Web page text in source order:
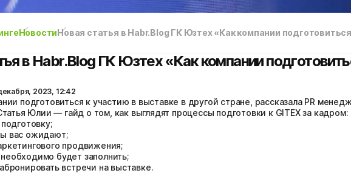
НовостиНовая статья в Habr.Blog ГК Юзтех «Как компании
в Habr.Blog ГК Юзтех «Как компании
2023, 12:42
подготовиться к участию в выставке в другой стране, рассказала PR
Юлии — гайд о том, как выглядят процессы подготовки к GITEX за кадром:
вас ожидают;
продвижения;
будет заполнить;
встречи на выставке.